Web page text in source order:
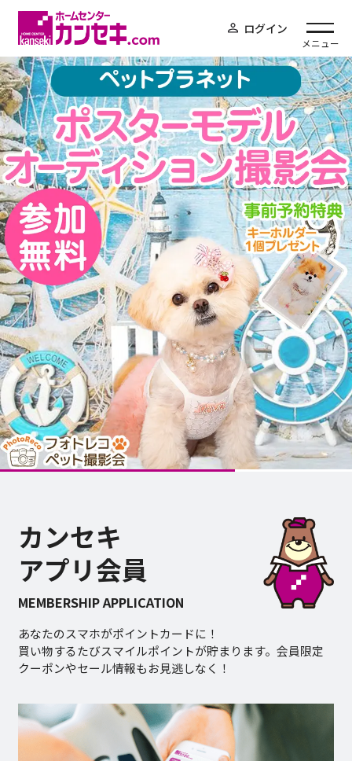
メニュー
ログイン
カンセキ
アプリ会員
MEMBERSHIP APPLICATION
あなたのスマホがポイントカードに！
買い物するたびスマイルポイントが貯まります。会員限定
クーポンやセール情報もお見逃しなく！